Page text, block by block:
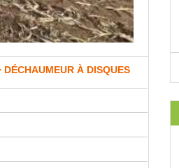
DÉCHAUMEUR À DISQUES